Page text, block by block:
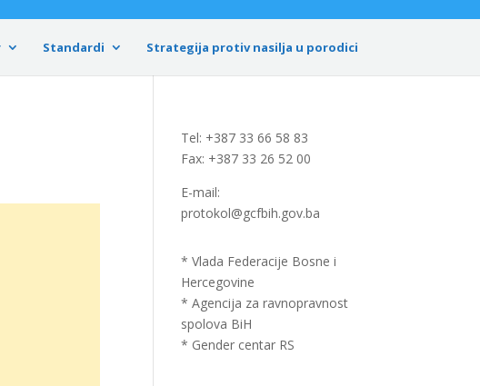
Standardi Strategija protiv nasilja u porodici
Tel: +387 33 66 58 83
Fax: +387 33 26 52 00
E-mail:
protokol@gcfbih.gov.ba
* Vlada Federacije Bosne i
Hercegovine
* Agencija za ravnopravnost
spolova BiH
* Gender centar RS